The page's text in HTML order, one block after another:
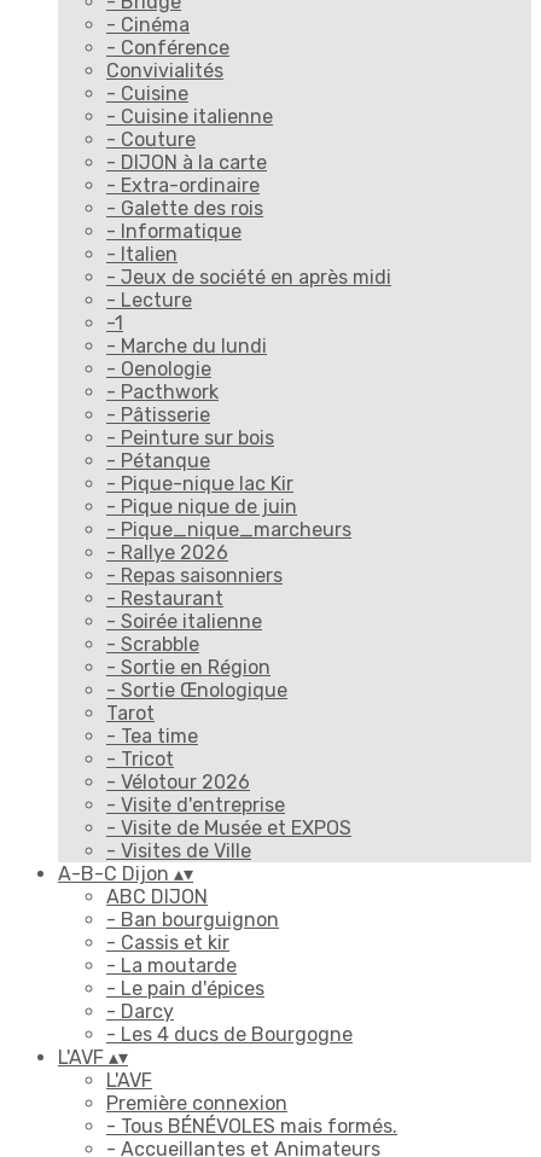
- Cinéma
- Conférence
Convivialités
- Cuisine
- Cuisine italienne
- Couture
- DIJON à la carte
- Extra-ordinaire
- Galette des rois
- Informatique
- Italien
- Jeux de société en après midi
- Lecture
-1
- Marche du lundi
- Oenologie
- Pacthwork
- Pâtisserie
- Peinture sur bois
- Pétanque
- Pique-nique lac Kir
- Pique nique de juin
- Pique_nique_marcheurs
- Rallye 2026
- Repas saisonniers
- Restaurant
- Soirée italienne
- Scrabble
- Sortie en Région
- Sortie Œnologique
Tarot
- Tea time
- Tricot
- Vélotour 2026
- Visite d'entreprise
- Visite de Musée et EXPOS
- Visites de Ville
A-B-C Dijon ▴▾
ABC DIJON
- Ban bourguignon
- Cassis et kir
- La moutarde
- Le pain d'épices
- Darcy
- Les 4 ducs de Bourgogne
L'AVF ▴▾
L'AVF
Première connexion
- Tous BÉNÉVOLES mais formés.
- Accueillantes et Animateurs